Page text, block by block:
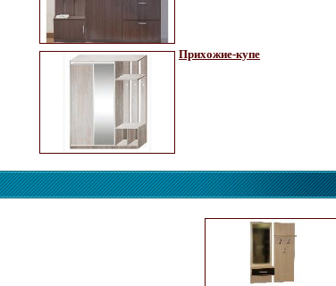
Прихожие-купе